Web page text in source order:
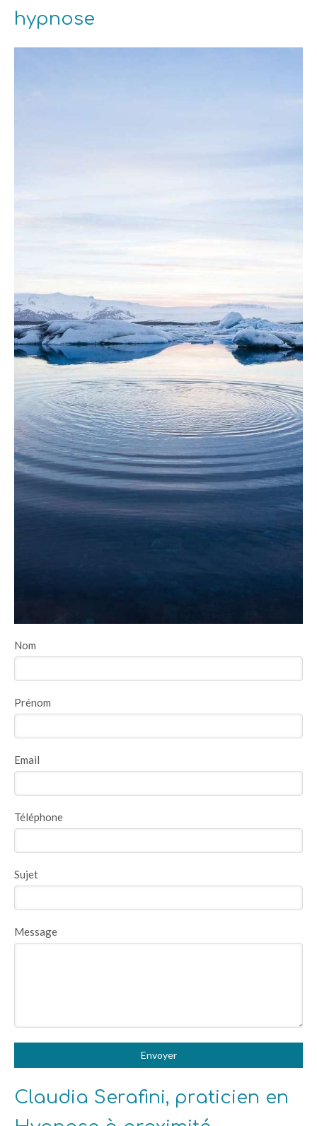
hypnose
Nom
Prénom
Email
Téléphone
Sujet
Message
Envoyer
Claudia Serafini, praticien en